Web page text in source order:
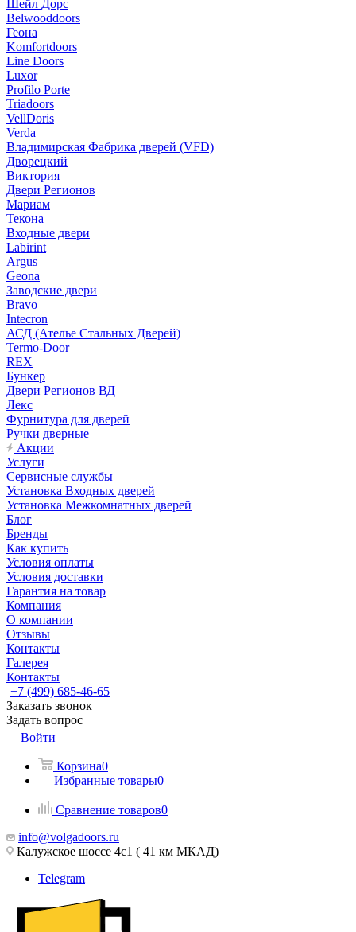
Шейл Дорс
Belwooddoors
Геона
Komfortdoors
Line Doors
Luxor
Profilo Porte
Triadoors
VellDoris
Verda
Владимирская Фабрика дверей (VFD)
Дворецкий
Виктория
Двери Регионов
Мариам
Текона
Входные двери
Labirint
Argus
Geona
Заводские двери
Bravo
Intecron
АСД (Ателье Стальных Дверей)
Termo-Door
REX
Бункер
Двери Регионов ВД
Лекс
Фурнитура для дверей
Ручки дверные
Акции
Услуги
Сервисные службы
Установка Входных дверей
Установка Межкомнатных дверей
Блог
Бренды
Как купить
Условия оплаты
Условия доставки
Гарантия на товар
Компания
О компании
Отзывы
Контакты
Галерея
Контакты
+7 (499) 685-46-65
Заказать звонок
Задать вопрос
Войти
Корзина0
Избранные товары0
Сравнение товаров0
info@volgadoors.ru
Калужское шоссе 4с1 ( 41 км МКАД)
Telegram